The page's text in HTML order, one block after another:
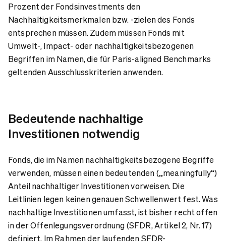
Prozent der Fondsinvestments den
Nachhaltigkeitsmerkmalen bzw. -zielen des Fonds
entsprechen müssen. Zudem müssen Fonds mit
Umwelt-, Impact- oder nachhaltigkeitsbezogenen
Begriffen im Namen, die für Paris-aligned Benchmarks
geltenden Ausschlusskriterien anwenden.
Bedeutende nachhaltige
Investitionen notwendig
Fonds, die im Namen nachhaltigkeitsbezogene Begriffe
verwenden, müssen einen bedeutenden („meaningfully“)
Anteil nachhaltiger Investitionen vorweisen. Die
Leitlinien legen keinen genauen Schwellenwert fest. Was
nachhaltige Investitionen umfasst, ist bisher recht offen
in der Offenlegungsverordnung (SFDR, Artikel 2, Nr. 17)
definiert. Im Rahmen der laufenden SFDR-